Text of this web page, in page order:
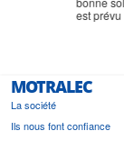
est prévu
MOTRALEC
La société
Ils nous font confiance